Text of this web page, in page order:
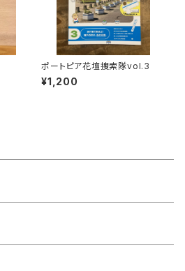
ポートピア花壇捜索隊vol.3
¥1,200